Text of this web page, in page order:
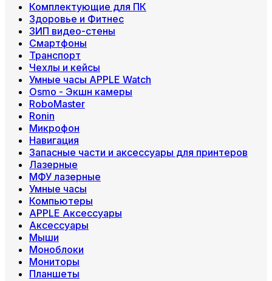
Комплектующие для ПК
Здоровье и Фитнес
ЗИП видео-стены
Смартфоны
Транспорт
Чехлы и кейсы
Умные часы APPLE Watch
Osmo - Экшн камеры
RoboMaster
Ronin
Микрофон
Навигация
Запасные части и аксессуары для принтеров
Лазерные
МФУ лазерные
Умные часы
Компьютеры
APPLE Аксессуары
Аксессуары
Мыши
Моноблоки
Мониторы
Планшеты